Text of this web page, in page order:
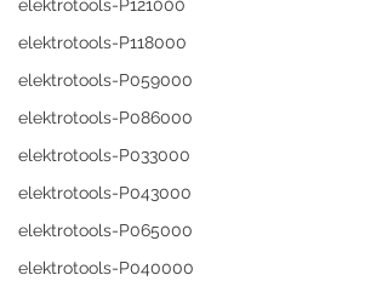
elektrotools-P121000
elektrotools-P118000
elektrotools-P059000
elektrotools-P086000
elektrotools-P033000
elektrotools-P043000
elektrotools-P065000
elektrotools-P040000